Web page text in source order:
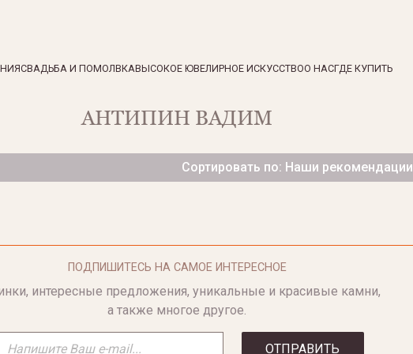
СВАДЬБА И ПОМОЛВКАВЫСОКОЕ ЮВЕЛИРНОЕ ИСКУССТВОО НАСГДЕ КУПИТЬ
АНТИПИН ВАДИМ
Сортировать по: Наши рекомендации
ПОДПИШИТЕСЬ НА САМОЕ ИНТЕРЕСНОЕ
интересные предложения, уникальные и красивые камни,
а также многое другое.
ОТПРАВИТЬ